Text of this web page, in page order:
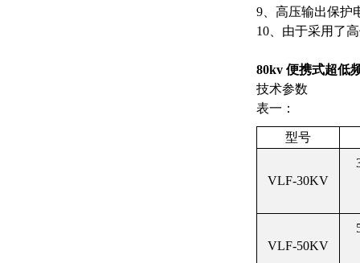
9、高压输出保护
10、由于采用了
80kv 便携式超低
技术参数
表一：
型号
VLF-30KV
VLF-50KV